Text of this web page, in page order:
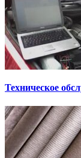
Техническое